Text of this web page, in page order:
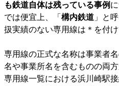
も鉄道自体は残っている事例
では便宜上、「 構内鉄道 」と
扱実績のない専用線は＊を付け
専用線の正式な名称は事業者
名や事業所名を含むものの両
専用線一覧における浜川崎駅